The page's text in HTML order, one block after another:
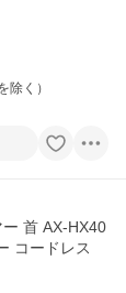
除く）
首 AX-HX40
コードレス